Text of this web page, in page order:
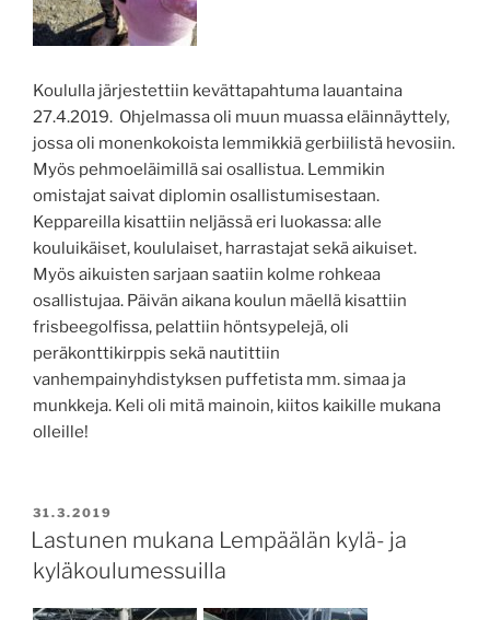
Koululla järjestettiin kevättapahtuma lauantaina
27.4.2019. Ohjelmassa oli muun muassa eläinnäyttely,
jossa oli monenkokoista lemmikkiä gerbiilistä hevosiin.
Myös pehmoeläimillä sai osallistua. Lemmikin
omistajat saivat diplomin osallistumisestaan.
Keppareilla kisattiin neljässä eri luokassa: alle
kouluikäiset, koululaiset, harrastajat sekä aikuiset.
Myös aikuisten sarjaan saatiin kolme rohkeaa
osallistujaa. Päivän aikana koulun mäellä kisattiin
frisbeegolfissa, pelattiin höntsypelejä, oli
peräkonttikirppis sekä nautittiin
vanhempainyhdistyksen puffetista mm. simaa ja
munkkeja. Keli oli mitä mainoin, kiitos kaikille mukana
olleille!
JULKAISTU
31.3.2019
Lastunen mukana Lempäälän kylä- ja
kyläkoulumessuilla